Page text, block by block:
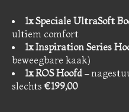
1x Speciale UltraSoft
ultiem comfort
1x Inspiration Series
beweegbare kaak)
1x ROS Hoofd –
slechts €199,00